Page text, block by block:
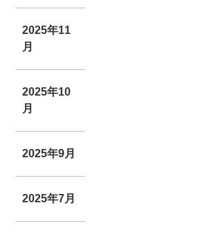
2025年11
月
2025年10
月
2025年9月
2025年7月